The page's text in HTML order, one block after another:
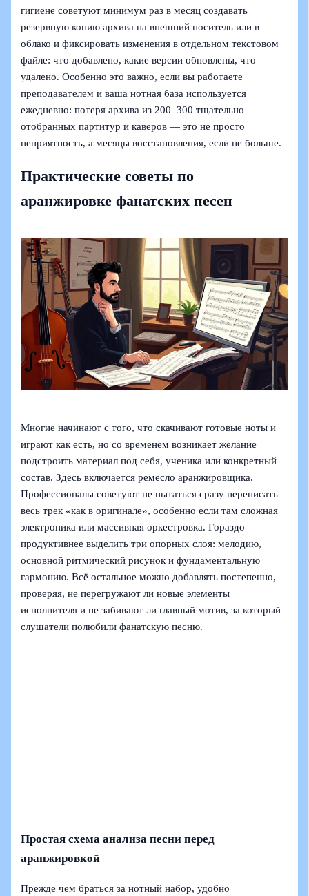
гигиене советуют минимум раз в месяц создавать
резервную копию архива на внешний носитель или в
облако и фиксировать изменения в отдельном текстовом
файле: что добавлено, какие версии обновлены, что
удалено. Особенно это важно, если вы работаете
преподавателем и ваша нотная база используется
ежедневно: потеря архива из 200–300 тщательно
отобранных партитур и каверов — это не просто
неприятность, а месяцы восстановления, если не больше.
Практические советы по
аранжировке фанатских песен
Многие начинают с того, что скачивают готовые ноты и
играют как есть, но со временем возникает желание
подстроить материал под себя, ученика или конкретный
состав. Здесь включается ремесло аранжировщика.
Профессионалы советуют не пытаться сразу переписать
весь трек «как в оригинале», особенно если там сложная
электроника или массивная оркестровка. Гораздо
продуктивнее выделить три опорных слоя: мелодию,
основной ритмический рисунок и фундаментальную
гармонию. Всё остальное можно добавлять постепенно,
проверяя, не перегружают ли новые элементы
исполнителя и не забивают ли главный мотив, за который
слушатели полюбили фанатскую песню.
Простая схема анализа песни перед
аранжировкой
Прежде чем браться за нотный набор, удобно